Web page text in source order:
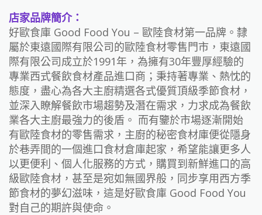
店家品牌簡介：
好歐食庫 Good Food You – 歐陸食材第一品牌。隸
屬於東遠國際有限公司的歐陸食材零售門市，東遠國
際有限公司成立於1991年，為擁有30年豐厚經驗的
專業西式餐飲食材產品進口商；秉持著專業、熱忱的
態度，盡心為各大主廚精選各式優質頂級季節食材，
並深入瞭解餐飲市場趨勢及潛在需求，力求成為餐飲
業各大主廚最強力的後盾。 而有鑒於市場逐漸開始
有歐陸食材的零售需求，主廚的秘密食材庫便從隱身
於巷弄間的一個進口食材倉庫起家，希望能讓更多人
以更便利、個人化服務的方式，購買到新鮮進口的高
級歐陸食材，甚至是宛如無國界般，同步享用西方季
節食材的夢幻滋味，這是好歐食庫 Good Food You
對自己的期許與使命。